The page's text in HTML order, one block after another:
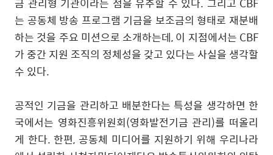
는 공동체 방송 프로그램 기금을 보조금의 형태로 재분배
하는 것을 주요 미션으로 소개하는데,이 지점에서는 CBF
가 중간 지원 조직의 정체성을 갖고 있다는 사실을 생각할
수 있다.
공적인 기금을 관리하고 배분한다는 특성을 생각하면 한
국에서는 영화진흥위원회(영화발전기금 관리)를 떠올리
게 한다. 한편, 공동체 미디어를 지원하기 위해 우리나라